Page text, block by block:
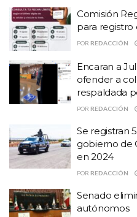
Comisión Reguladora
registro de teléfonos
Encaran a Julieta del
colaboradora; “Te
Monreal”
Se registran 56 policías
de Claudia Sheinbaum;
🚨
libertad de Luis
hijo de ‘El
de Seguridad,
Comisión
para
POR REDACCIÓN
Encaran a
ofender a
respaldada
POR REDACCIÓN
Se registran
gobierno de
en 2024
POR REDACCIÓN
Senado
autónomos